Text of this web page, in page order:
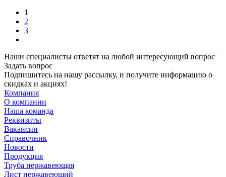
1
2
3
Наши специалисты ответят на любой интересующий вопрос
Задать вопрос
Подпишитесь на нашу рассылку, и получите информацию о
скидках и акциях!
Компания
О компании
Наша команда
Реквизиты
Вакансии
Справочник
Новости
Продукция
Труба нержавеющая
Лист нержавеющий